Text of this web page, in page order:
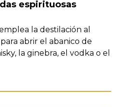
espirituosas
la destilación al
abrir el abanico de
la ginebra, el vodka o el